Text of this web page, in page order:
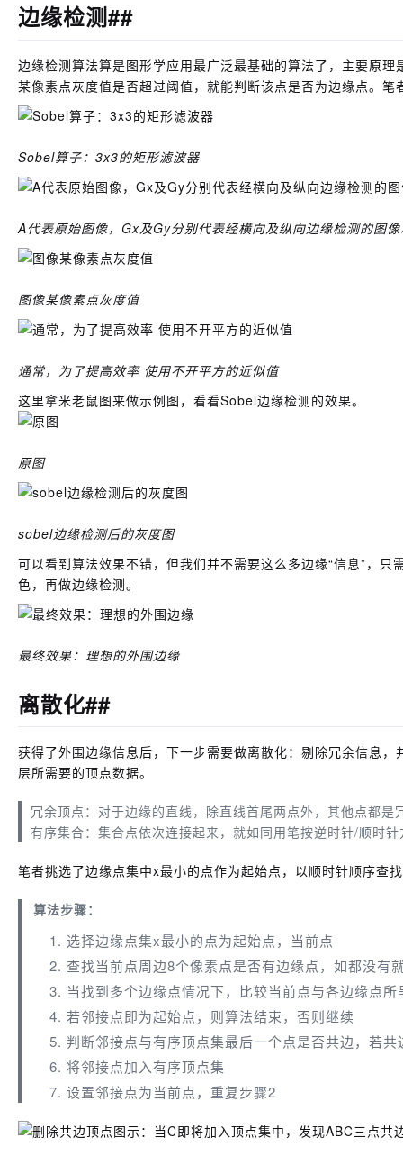
边缘检测##
边缘检测算法算是图形学应用最广泛最基础的算法了，主要原
某像素点灰度值是否超过阈值，就能判断该点是否为边缘点。
Sobel算子：3x3的矩形滤波器
A代表原始图像，Gx及Gy分别代表经横向及纵向边缘检测的图
图像某像素点灰度值
通常，为了提高效率 使用不开平方的近似值
这里拿米老鼠图来做示例图，看看Sobel边缘检测的效果。
原图
sobel边缘检测后的灰度图
可以看到算法效果不错，但我们并不需要这么多边缘“信息”，
色，再做边缘检测。
最终效果：理想的外围边缘
离散化##
获得了外围边缘信息后，下一步需要做离散化：剔除冗余信息
层所需要的顶点数据。
冗余顶点：对于边缘的直线，除直线首尾两点外，其他点都是
有序集合：集合点依次连接起来，就如同用笔按逆时针/顺时
笔者挑选了边缘点集中x最小的点作为起始点，以顺时针顺序查
算法步骤：
选择边缘点集x最小的点为起始点，当前点
查找当前点周边8个像素点是否有边缘点，如都没有
当找到多个边缘点情况下，比较当前点与各边缘点
若邻接点即为起始点，则算法结束，否则继续
判断邻接点与有序顶点集最后一个点是否共边，若
将邻接点加入有序顶点集
设置邻接点为当前点，重复步骤2